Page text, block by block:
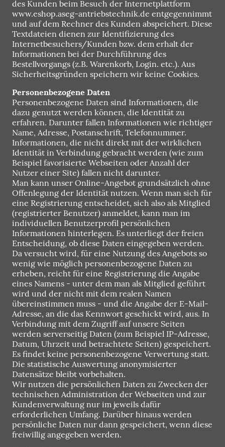
des Kunden beim Besuch der Internetplattform
www.eshop.aseg-antriebstechnik.de entgegennimmt
und auf dem Rechner des Kunden abspeichert. Diese
Textdateien dienen zur Identifizierung des
Internetbesuchers/Kunden bzw. dem erhalt der
Informationen bei der Durchführung des
Bestellvorgangs (z.B. Warenkorb, Login. etc.). Aus
Sicherheitsgründen speichern wir keine Cookies.
Personenbezogene Daten
Personenbezogene Daten sind Informationen, die
dazu genutzt werden können, die Identität zu
erfahren. Darunter fallen Informationen wie richtiger
Name, Adresse, Postanschrift, Telefonnummer.
Informationen, die nicht direkt mit der wirklichen
Identität in Verbindung gebracht werden (wie zum
Beispiel favorisierte Webseiten oder Anzahl der
Nutzer einer Site) fallen nicht darunter.
Man kann unser Online-Angebot grundsätzlich ohne
Offenlegung der Identität nutzen. Wenn man sich für
eine Registrierung entscheidet, sich also als Mitglied
(registrierter Benutzer) anmeldet, kann man im
individuellen Benutzerprofil persönlichen
Informationen hinterlegen. Es unterliegt der freien
Entscheidung, ob diese Daten eingegeben werden.
Da versucht wird, für eine Nutzung des Angebots so
wenig wie möglich personenbezogene Daten zu
erheben, reicht für eine Registrierung die Angabe
eines Namens - unter dem man als Mitglied geführt
wird und der nicht mit dem realen Namen
übereinstimmen muss - und die Angabe der E-Mail-
Adresse, an die das Kennwort geschickt wird, aus. In
Verbindung mit dem Zugriff auf unsere Seiten
werden serverseitig Daten (zum Beispiel IP-Adresse,
Datum, Uhrzeit und betrachtete Seiten) gespeichert.
Es findet keine personenbezogene Verwertung statt.
Die statistische Auswertung anonymisierter
Datensätze bleibt vorbehalten.
Wir nutzen die persönlichen Daten zu Zwecken der
technischen Administration der Webseiten und zur
Kundenverwaltung nur im jeweils dafür
erforderlichen Umfang. Darüber hinaus werden
persönliche Daten nur dann gespeichert, wenn diese
freiwillig angegeben werden.